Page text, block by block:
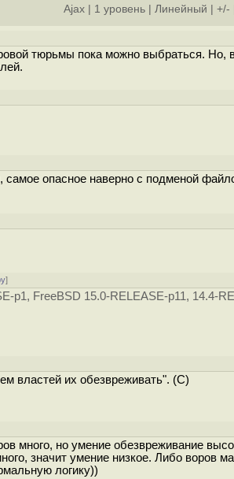
Ajax 1 уровень Линейный +/-
тюрьмы пока можно выбраться. Но,
самое опасное наверно с подменой
]
p1, FreeBSD 15.0-RELEASE-p11, 14.4-
властей их обезвреживать". (C)
много, но умение обезвреживание
значит умение низкое. Либо воров
логику))